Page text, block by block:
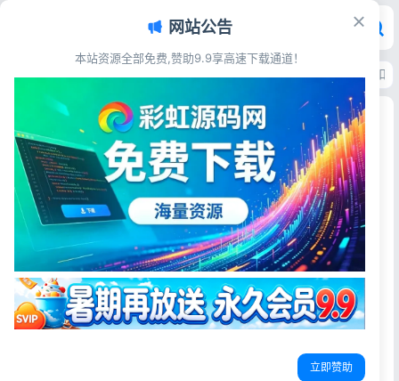
首页>源码资源>站群SEO>关键词SEO下拉框与相关搜索优化系统 按天扣
关键词SEO下拉框与相关搜索优化系统 按天扣费全
套开源源码
彩虹源码网
2026-06-19 14阅读
源码简介
关键词SEO相关搜索/下拉框/优化系统/按天扣费系统全开源
系统支持关键词相关搜索、下拉框优化点击搜索
网站公告
本站资源全部免费,赞助9.9享高速下载通道！
立即赞助